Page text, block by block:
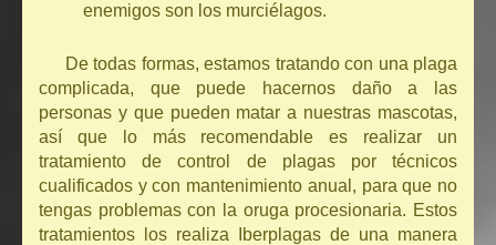
enemigos son los murciélagos.
De todas formas, estamos tratando con una plaga
complicada, que puede hacernos daño a las
personas y que pueden matar a nuestras mascotas,
así que lo más recomendable es realizar un
tratamiento de control de plagas por técnicos
cualificados y con mantenimiento anual, para que no
tengas problemas con la oruga procesionaria. Estos
tratamientos los realiza Iberplagas de una manera